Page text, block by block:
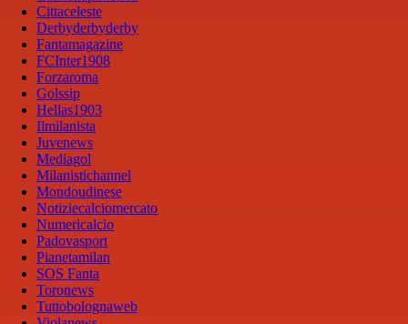
Cittaceleste
Derbyderbyderby
Fantamagazine
FCInter1908
Forzaroma
Golssip
Hellas1903
Ilmilanista
Juvenews
Mediagol
Milanistichannel
Mondoudinese
Notiziecalciomercato
Numericalcio
Padovasport
Pianetamilan
SOS Fanta
Toronews
Tuttobolognaweb